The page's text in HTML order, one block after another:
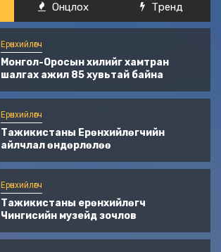
Онцлох Трeнд
Ерөнхийлөгч
Монгол-Оросын хилийг хамтран
шалгах ажил 85 хувьтай байна
Ерөнхийлөгч
Тажикистаны Ерөнхийлөгчийн
айлчлал өндөрлөлөө
Ерөнхийлөгч
Тажикистаны ерөнхийлөгч
Чингисийн музейд зочлов